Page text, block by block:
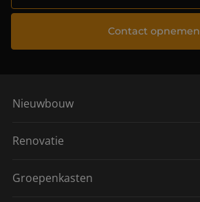
Contact opnemen
Nieuwbouw
Renovatie
Groepenkasten